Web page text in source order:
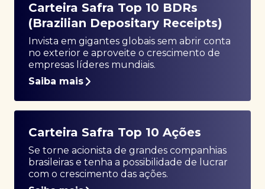
Carteira Safra Top 10 BDRs
(Brazilian Depositary Receipts)
Invista em gigantes globais sem abrir conta
no exterior e aproveite o crescimento de
empresas líderes mundiais.
Saiba mais
Carteira Safra Top 10 Ações
Se torne acionista de grandes companhias
brasileiras e tenha a possibilidade de lucrar
com o crescimento das ações.